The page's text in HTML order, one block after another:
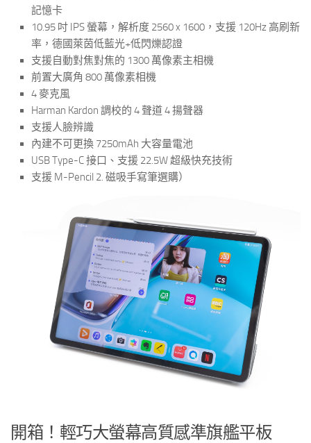
記憶卡
10.95 吋 IPS 螢幕，解析度 2560 x 1600，支援 120Hz 高刷新
率，德國萊茵低藍光+低閃爍認證
支援自動對焦對焦的 1300 萬像素主相機
前置大廣角 800 萬像素相機
4 麥克風
Harman Kardon 調校的 4 聲道 4 揚聲器
支援人臉辨識
內建不可更換 7250mAh 大容量電池
USB Type-C 接口、支援 22.5W 超級快充技術
支援 M-Pencil 2. 磁吸手寫筆選購）
開箱！輕巧大螢幕高質感準旗艦平板